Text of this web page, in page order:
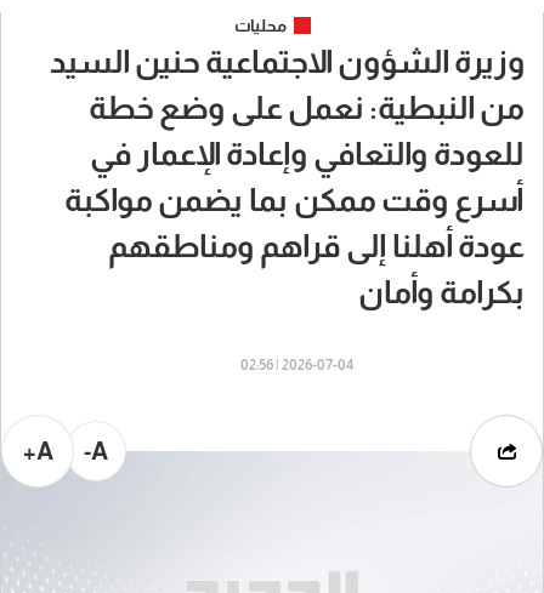
محليات
وزيرة الشؤون الاجتماعية حنين السيد
من النبطية: نعمل على وضع خطة
للعودة والتعافي وإعادة الإعمار في
أسرع وقت ممكن بما يضمن مواكبة
عودة أهلنا إلى قراهم ومناطقهم
بكرامة وأمان
2026-07-04 | 02:56
A-
A+